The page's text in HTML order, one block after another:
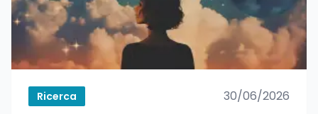
Ricerca 30/06/2026